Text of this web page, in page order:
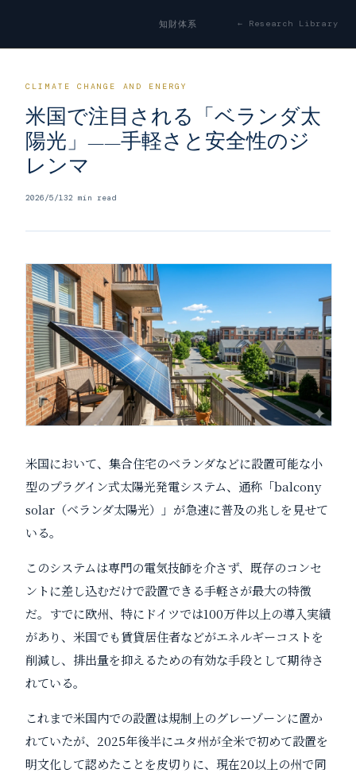
知財体系 ← Research Library
CLIMATE CHANGE AND ENERGY
米国で注目される「ベランダ太
陽光」——手軽さと安全性のジ
レンマ
2026/5/132 min read
米国において、集合住宅のベランダなどに設置可能な小
型のプラグイン式太陽光発電システム、通称「balcony
solar（ベランダ太陽光）」が急速に普及の兆しを見せて
いる。
このシステムは専門の電気技師を介さず、既存のコンセ
ントに差し込むだけで設置できる手軽さが最大の特徴
だ。すでに欧州、特にドイツでは100万件以上の導入実績
があり、米国でも賃貸居住者などがエネルギーコストを
削減し、排出量を抑えるための有効な手段として期待さ
れている。
これまで米国内での設置は規制上のグレーゾーンに置か
れていたが、2025年後半にユタ州が全米で初めて設置を
明文化して認めたことを皮切りに、現在20以上の州で同